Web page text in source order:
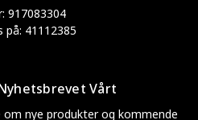
917083304
på: 41112385
Vårt
nye produkter og kommende